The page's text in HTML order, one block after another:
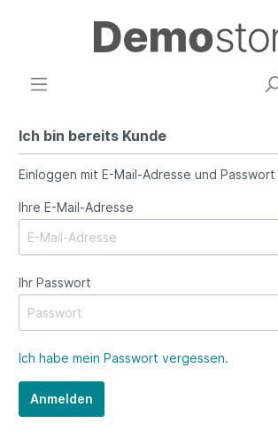
Ich bin bereits Kunde
Einloggen mit E-Mail-Adresse und Passwort
Ihre E-Mail-Adresse
Ihr Passwort
Ich habe mein Passwort vergessen.
Anmelden